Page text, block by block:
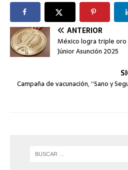
ANTERIOR
México logra triple oro
Júnior Asunción 2025
Campaña de vacunación, “Sano y